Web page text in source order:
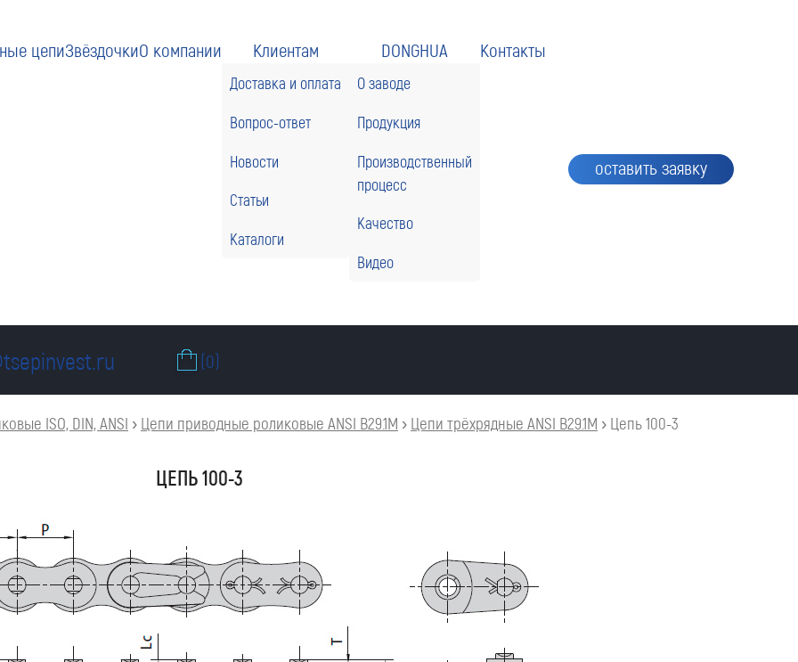
цепиЗвёздочкиО компании Клиентам
Доставка и оплата
Вопрос-ответ
Новости
Статьи
Каталоги
DONGHUA
О заводе
Продукция
Производственный
процесс
Качество
Видео
Контакты
оставить заявку
(0)
ISO, DIN, ANSI › Цепи приводные роликовые ANSI B29.1M › Цепи трёхрядные ANSI B29.1M › Цепь 100-3
ЦЕПЬ 100-3